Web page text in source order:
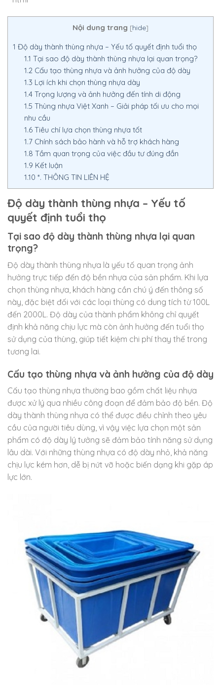
Nội dung trang [hide]
1 Độ dày thành thùng nhựa – Yếu tố quyết định tuổi thọ
1.1 Tại sao độ dày thành thùng nhựa lại quan trọng?
1.2Cấu tạo thùng nhựa và ảnh hưởng của độ dày
1.3 Lợi ích khi chọn thùng nhựa dày
1.4Trọng lượng và ảnh hưởng đến tính di động
1.5 Thùng nhựa Việt Xanh – Giải pháp tối ưu cho mọi
nhu cầu
1.6Tiêu chí lựa chọn thùng nhựa tốt
1.7Chính sách bảo hành và hỗ trợ khách hàng
1.8 Tầm quan trọng của việc đầu tư đúng đắn
1.9 Kết luận
1.10 *. THÔNG TIN LIÊN HỆ
Độ dày thành thùng nhựa – Yếu tố
quyết định tuổi thọ
Tại sao độ dày thành thùng nhựa lại quan
trọng?
Độ dày thành thùng nhựa là yếu tố quan trọng ảnh
hưởng trực tiếp đến độ bền nhựa của sản phẩm. Khi lựa
chọn thùng nhựa, khách hàng cần chú ý đến thông số
này, đặc biệt đối với các loại thùng có dung tích từ 100L
đến 2000L. Độ dày của thành phẩm không chỉ quyết
định khả năng chịu lực mà còn ảnh hưởng đến tuổi thọ
sử dụng của thùng, giúp tiết kiệm chi phí thay thế trong
tương lai.
Cấu tạo thùng nhựa và ảnh hưởng của độ dày
Cấu tạo thùng nhựa thường bao gồm chất liệu nhựa
được xử lý qua nhiều công đoạn để đảm bảo độ bền. Độ
dày thành thùng nhựa có thể được điều chỉnh theo yêu
cầu của người tiêu dùng, vì vậy việc lựa chọn một sản
phẩm có độ dày lý tưởng sẽ đảm bảo tính năng sử dụng
lâu dài. Với những thùng nhựa có độ dày nhỏ, khả năng
chịu lực kém hơn, dễ bị nứt vỡ hoặc biến dạng khi gặp áp
lực lớn.